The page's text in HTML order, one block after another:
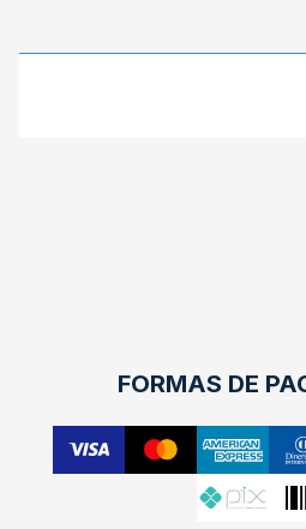
FORMAS DE